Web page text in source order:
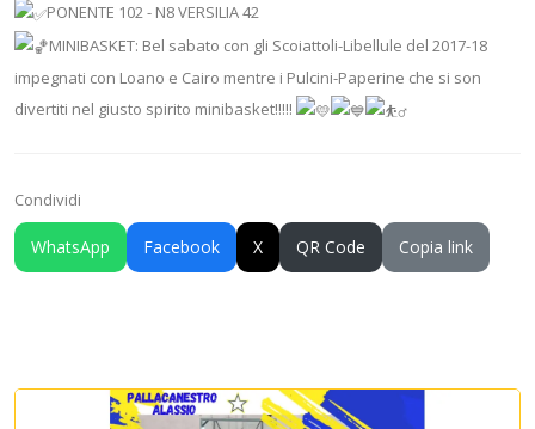
PONENTE 102 - N8 VERSILIA 42
MINIBASKET: Bel sabato con gli Scoiattoli-Libellule del 2017-18
impegnati con Loano e Cairo mentre i Pulcini-Paperine che si son
divertiti nel giusto spirito minibasket!!!!!
Condividi
WhatsApp Facebook X QR Code Copia link